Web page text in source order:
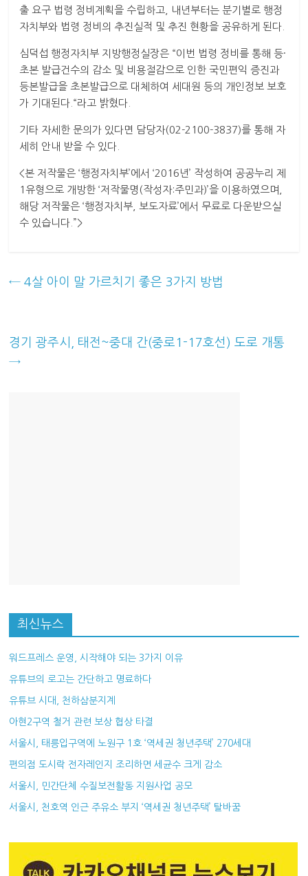
출 요구 법령 정비계획을 수립하고, 내년부터는 분기별로 행정
자치부와 법령 정비의 추진실적 및 추진 현황을 공유하게 된다.
심덕섭 행정자치부 지방행정실장은 “이번 법령 정비를 통해 등·
초본 발급건수의 감소 및 비용절감으로 인한 국민편익 증진과
등본발급을 초본발급으로 대체하여 세대원 등의 개인정보 보호
가 기대된다.“라고 밝혔다.
기타 자세한 문의가 있다면 담당자(02-2100-3837)를 통해 자
세히 안내 받을 수 있다.
<본 저작물은 ‘행정자치부’에서 ‘2016년’ 작성하여 공공누리 제
1유형으로 개방한 ‘저작물명(작성자:주민과)’을 이용하였으며,
해당 저작물은 ‘행정자치부, 보도자료’에서 무료로 다운받으실
수 있습니다.”>
← 4살 아이 말 가르치기 좋은 3가지 방법
경기 광주시, 태전~중대 간(중로1-17호선) 도로 개통
→
최신뉴스
워드프레스 운영, 시작해야 되는 3가지 이유
유튜브의 로고는 간단하고 명료하다
유튜브 시대, 천하삼분지계
아현2구역 철거 관련 보상 협상 타결
서울시, 태릉입구역에 노원구 1호 ‘역세권 청년주택’ 270세대
편의점 도시락 전자레인지 조리하면 세균수 크게 감소
서울시, 민간단체 수질보전활동 지원사업 공모
서울시, 천호역 인근 주유소 부지 ‘역세권 청년주택’ 탈바꿈